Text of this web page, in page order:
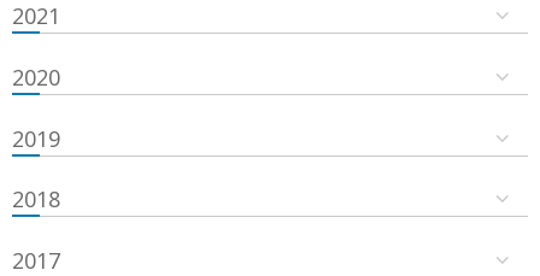
2021
2020
2019
2018
2017